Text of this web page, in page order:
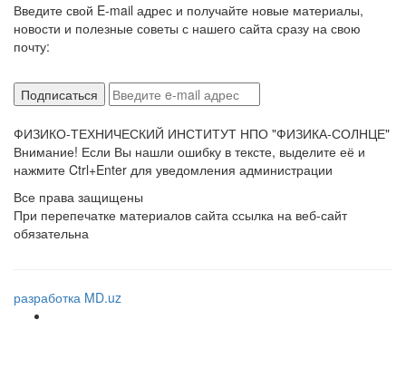
Введите свой E-mail адрес и получайте новые материалы,
новости и полезные советы с нашего сайта сразу на свою
почту:
ФИЗИКО-ТЕХНИЧЕСКИЙ ИНСТИТУТ НПО "ФИЗИКА-СОЛНЦЕ"
Внимание! Если Вы нашли ошибку в тексте, выделите её и
нажмите Ctrl+Enter для уведомления администрации
Все права защищены
При перепечатке материалов сайта ссылка на веб-сайт
обязательна
разработка MD.uz